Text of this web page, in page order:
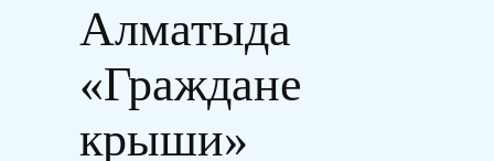
Алматыда
«Граждане
крыши»